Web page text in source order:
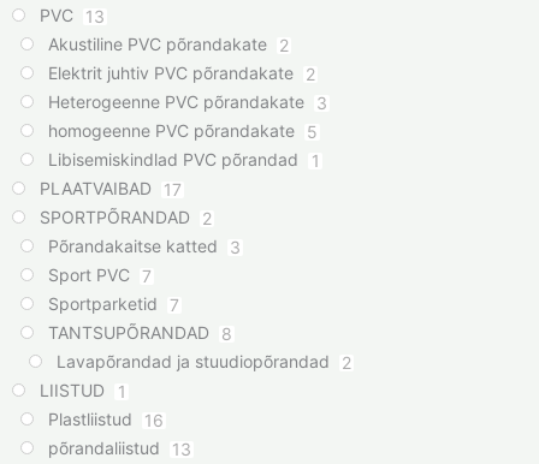
PVC
13
Akustiline PVC põrandakate
2
Elektrit juhtiv PVC põrandakate
2
Heterogeenne PVC põrandakate
3
homogeenne PVC põrandakate
5
Libisemiskindlad PVC põrandad
1
PLAATVAIBAD
17
SPORTPÕRANDAD
2
Põrandakaitse katted
3
Sport PVC 7
Sportparketid
7
TANTSUPÕRANDAD
8
Lavapõrandad ja stuudiopõrandad
2
LIISTUD
1
Plastliistud
16
põrandaliistud
13